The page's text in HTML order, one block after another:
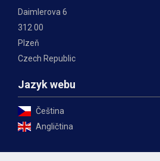
Daimlerova 6
312 00
Plzeň
Czech Republic
Jazyk webu
Čeština
Angličtina